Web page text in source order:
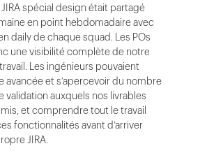
spécial design était partagé
en point hebdomadaire avec
daily de chaque squad. Les POs
une visibilité complète de notre
Les ingénieurs pouvaient
avancée et s’apercevoir du nombre
validation auxquels nos livrables
et comprendre tout le travail
fonctionnalités avant d’arriver
JIRA.